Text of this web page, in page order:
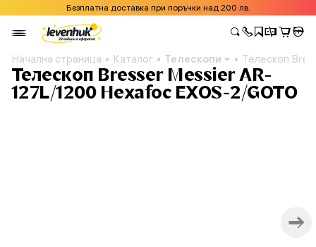
Безплатна доставка при поръчки над 200 лв.
Начална страница Каталог Телескопи Телескоп
Телескоп Bresser Messier AR-
127L/1200 Hexafoc EXOS-2/GOTO